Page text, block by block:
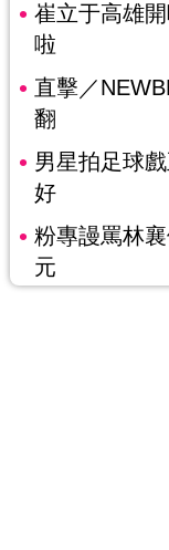
崔立于高雄
啦
直擊／
翻
男星拍足球
好
粉專謾罵林
元